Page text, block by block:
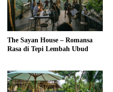
The Sayan House – Romansa
Rasa di Tepi Lembah Ubud